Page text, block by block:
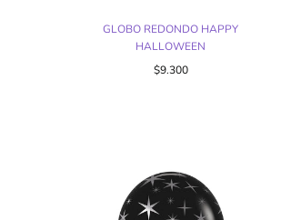
GLOBO REDONDO HAPPY
HALLOWEEN
$9.300